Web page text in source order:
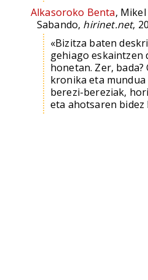
Alkasoroko Benta,
Sabando, hirinet.net,
«Bizitza baten
gehiago
honetan. Zer,
kronika eta
berezi-bereziak,
eta ahotsaren bidez